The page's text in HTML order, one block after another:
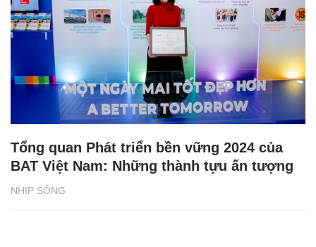
NHỊP SỐNG
Tổng quan Phát triển bền vững 2024 của
BAT Việt Nam: Những thành tựu ấn tượng